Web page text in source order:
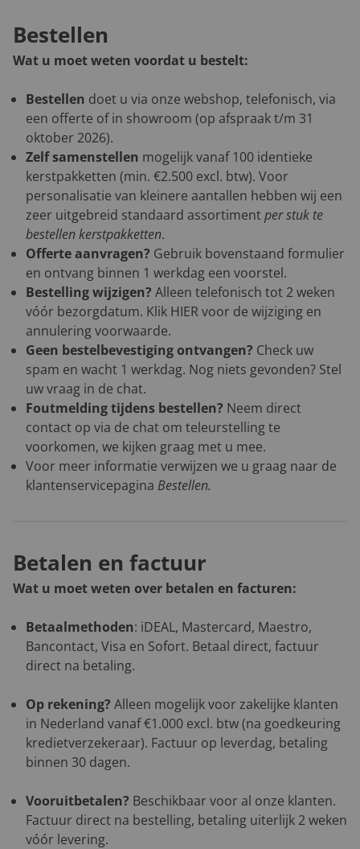
Bestellen
Wat u moet weten voordat u bestelt:
Bestellen doet u via onze webshop, telefonisch, via
een offerte of in showroom (op afspraak t/m 31
oktober 2026).
Zelf samenstellen mogelijk vanaf 100 identieke
kerstpakketten (min. €2.500 excl. btw). Voor
personalisatie van kleinere aantallen hebben wij een
zeer uitgebreid standaard assortimentper stuk te
bestellen kerstpakketten.
Offerte aanvragen? Gebruik bovenstaand formulier
en ontvang binnen 1 werkdag een voorstel.
Bestelling wijzigen? Alleen telefonisch tot 2 weken
vóór bezorgdatum. Klik HIERvoor de wijziging en
annulering voorwaarde.
Geen bestelbevestiging ontvangen? Check uw
spam en wacht 1 werkdag. Nog niets gevonden? Stel
uw vraag in de chat.
Foutmelding tijdens bestellen? Neem direct
contact op via de chat om teleurstelling te
voorkomen, we kijken graag met u mee.
Voor meer informatie verwijzen we u graag naar de
klantenservicepagina Bestellen.
Betalen en factuur
Wat u moet weten over betalen en facturen:
Betaalmethoden: iDEAL, Mastercard, Maestro,
Bancontact, Visa en Sofort. Betaal direct, factuur
direct na betaling.
Op rekening? Alleen mogelijk voor zakelijke klanten
in Nederland vanaf €1.000 excl. btw (na goedkeuring
kredietverzekeraar). Factuur op leverdag, betaling
binnen 30 dagen.
Vooruitbetalen? Beschikbaar voor al onze klanten.
Factuur direct na bestelling, betaling uiterlijk 2 weken
vóór levering.